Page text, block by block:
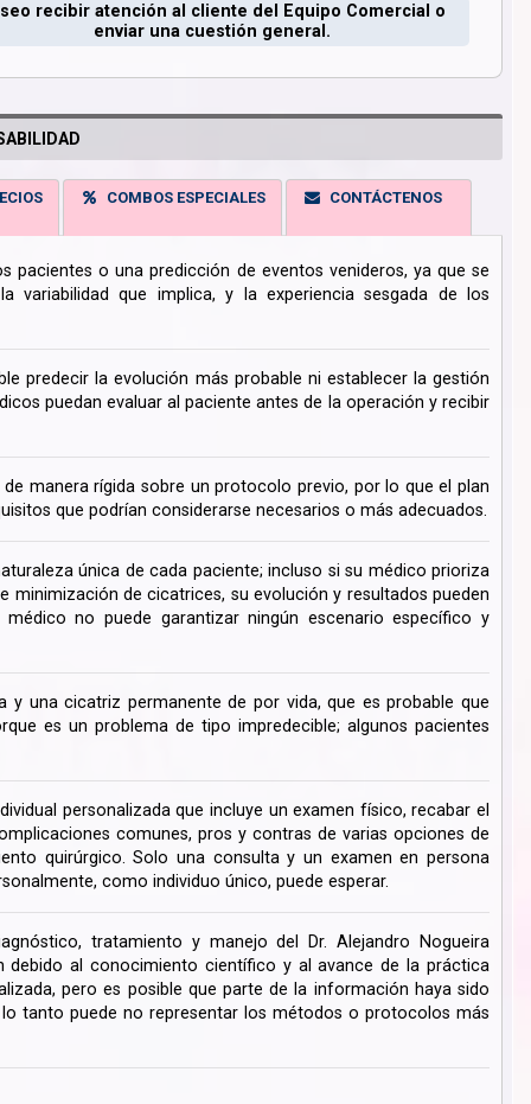
recibir atención al cliente del Equipo Comercial o
enviar una cuestión general.
COMBOS ESPECIALES CONTÁCTENOS
o una predicción de eventos venideros, ya que se
variabilidad que implica, y la experiencia sesgada de los
predecir la evolución más probable ni establecer la gestión
puedan evaluar al paciente antes de la operación y recibir
manera rígida sobre un protocolo previo, por lo que el plan
que podrían considerarse necesarios o más adecuados.
única de cada paciente; incluso si su médico prioriza
de cicatrices, su evolución y resultados pueden
no puede garantizar ningún escenario específico y
y una cicatriz permanente de por vida, que es probable que
es un problema de tipo impredecible; algunos pacientes
personalizada que incluye un examen físico, recabar el
comunes, pros y contras de varias opciones de
quirúrgico. Solo una consulta y un examen en persona
como individuo único, puede esperar.
tratamiento y manejo del Dr. Alejandro Nogueira
al conocimiento científico y al avance de la práctica
pero es posible que parte de la información haya sido
tanto puede no representar los métodos o protocolos más